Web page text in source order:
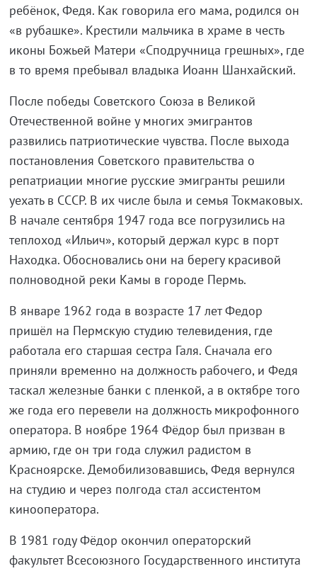
ребёнок, Федя. Как говорила его мама, родился он
«в рубашке». Крестили мальчика в храме в честь
иконы Божьей Матери «Сподручница грешных», где
в то время пребывал владыка Иоанн Шанхайский.
После победы Советского Союза в Великой
Отечественной войне у многих эмигрантов
развились патриотические чувства. После выхода
постановления Советского правительства о
репатриации многие русские эмигранты решили
уехать в СССР. В их числе была и семья Токмаковых.
В начале сентября 1947 года все погрузились на
теплоход «Ильич», который держал курс в порт
Находка. Обосновались они на берегу красивой
полноводной реки Камы в городе Пермь.
В январе 1962 года в возрасте 17 лет Федор
пришёл на Пермскую студию телевидения, где
работала его старшая сестра Галя. Сначала его
приняли временно на должность рабочего, и Федя
таскал железные банки с пленкой, а в октябре того
же года его перевели на должность микрофонного
оператора. В ноябре 1964 Фёдор был призван в
армию, где он три года служил радистом в
Красноярске. Демобилизовавшись, Федя вернулся
на студию и через полгода стал ассистентом
кинооператора.
В 1981 году Фёдор окончил операторский
факультет Всесоюзного Государственного института